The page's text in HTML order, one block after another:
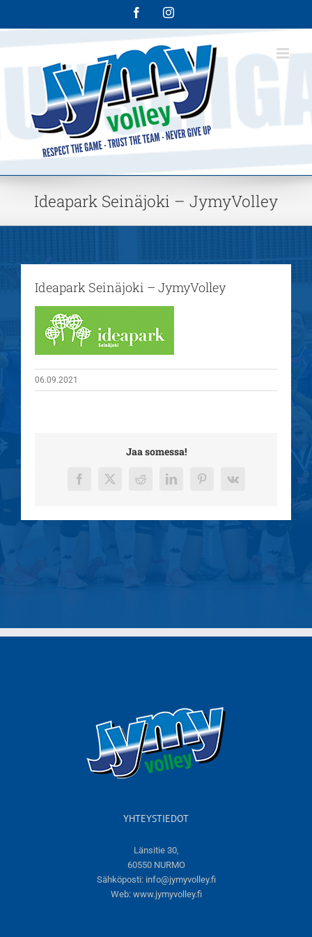
FacebookInstagram
Ideapark Seinäjoki – JymyVolley
Ideapark Seinäjoki – JymyVolley
06.09.2021
Jaa somessa!
Facebook
X RedditLinkedInPinterest
Vk
YHTEYSTIEDOT
Länsitie 30,
60550 NURMO
Sähköposti: info@jymyvolley.fi
Web: www.jymyvolley.fi